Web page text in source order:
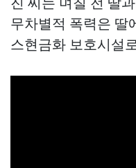
무차별적 폭력은 딸
스현금화 보호시설